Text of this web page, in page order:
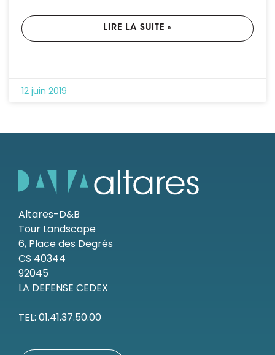
LIRE LA SUITE »
12 juin 2019
Altares-D&B
Tour Landscape
6, Place des Degrés
CS 40344
92045
LA DEFENSE CEDEX
TEL: 01.41.37.50.00